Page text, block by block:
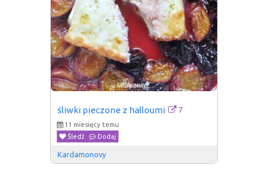
śliwki pieczone z halloumi 7
11 miesięcy temu
Śledź
Dodaj
Kardamonovy